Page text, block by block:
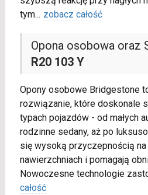
tym... zobacz całość
Opona osobowa oraz
R20 103 Y
Opony osobowe Bridgestone
rozwiązanie, które doskonale
typach pojazdów - od małych
rodzinne sedany, aż po
się wysoką przyczepnością
nawierzchniach i pomagają
Nowoczesne technologie
całość